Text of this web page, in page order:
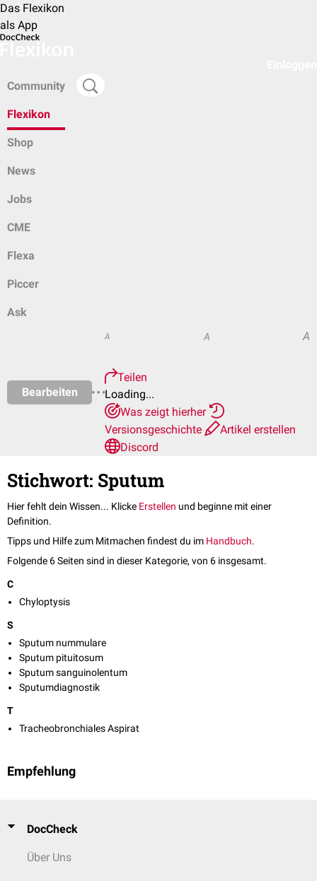
Das Flexikon
als App
Community
Flexikon
Shop
News
Jobs
CME
Flexa
Piccer
Ask
Bearbeiten
A A A
Teilen
Loading...
Was zeigt hierher
Versionsgeschichte
Artikel erstellen
Discord
Stichwort: Sputum
Hier fehlt dein Wissen... Klicke Erstellen und beginne mit einer
Definition.
Tipps und Hilfe zum Mitmachen findest du im Handbuch.
Folgende 6 Seiten sind in dieser Kategorie, von 6 insgesamt.
C
Chyloptysis
S
Sputum nummulare
Sputum pituitosum
Sputum sanguinolentum
Sputumdiagnostik
T
Tracheobronchiales Aspirat
Empfehlung
DocCheck
Über Uns